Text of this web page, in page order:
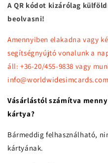
A QR kódot kizárólag
beolvasni!
Amennyiben elakadna vagy
segítségnyújtó vonalunk a
áll: +36-20/455-9838 vagy
info@worldwidesimcards.com
Vásárlástól számítva
kártya?
Bármeddig felhasználható,
kártyának.